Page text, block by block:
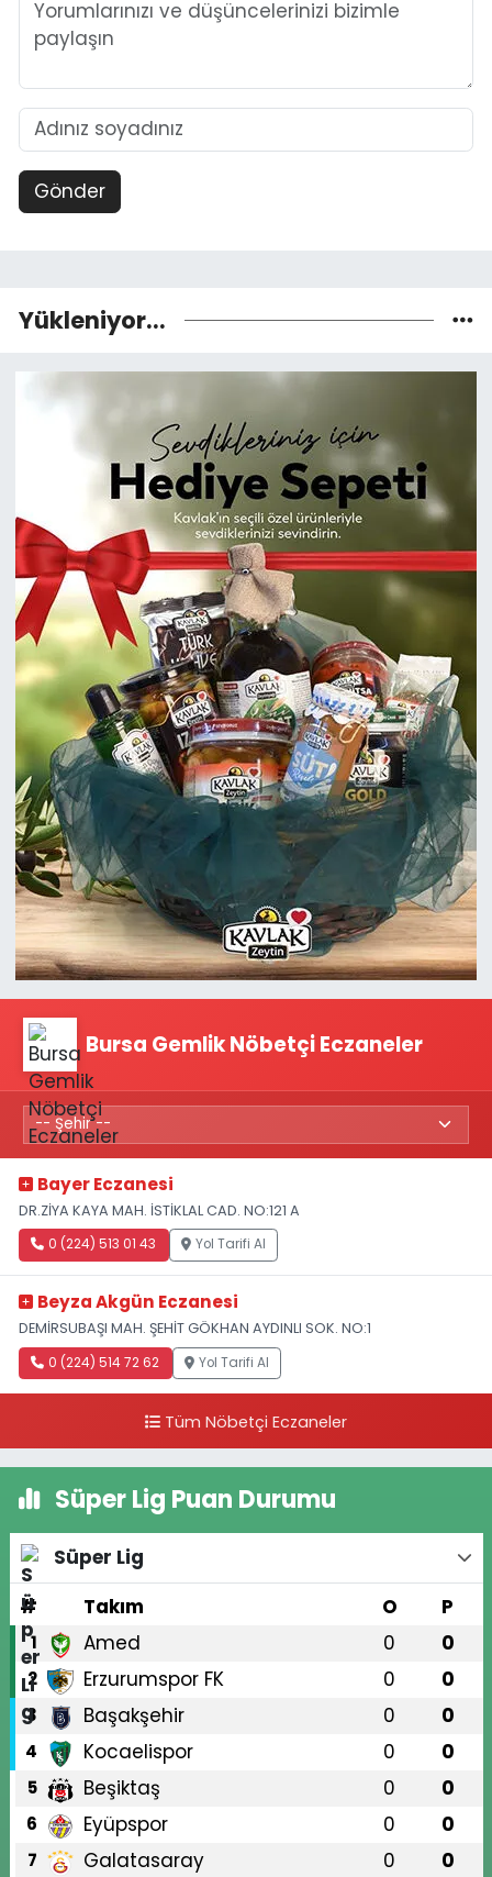
Gönder
Yükleniyor...
Bursa Gemlik Nöbetçi Eczaneler
Bayer Eczanesi
DR.ZİYA KAYA MAH. İSTİKLAL CAD. NO:121 A
0 (224) 513 01 43 Yol Tarifi Al
Beyza Akgün Eczanesi
DEMİRSUBAŞI MAH. ŞEHİT GÖKHAN AYDINLI SOK. NO:1
0 (224) 514 72 62 Yol Tarifi Al
Tüm Nöbetçi Eczaneler
Süper Lig Puan Durumu
Süper Lig
#
Takım O P
1 Amed 0 0
2 Erzurumspor FK 0 0
3 Başakşehir 0 0
4 Kocaelispor 0 0
5 Beşiktaş 0 0
6 Eyüpspor 0 0
7 Galatasaray 0 0